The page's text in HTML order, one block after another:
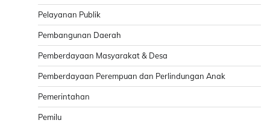
Pelayanan Publik
Pembangunan Daerah
Pemberdayaan Masyarakat & Desa
Pemberdayaan Perempuan dan Perlindungan Anak
Pemerintahan
Pemilu